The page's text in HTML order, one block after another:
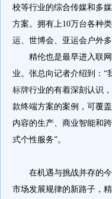
校等行业的综合传媒和多
方案。拥有上10万台各种
运、世博会、亚运会户外
精伦也是最早进入联
业。张总向记者介绍到：“
标牌行业的有着深刻认识
款终端方案的案例，可覆
内容的生产、商业智能和
式个性服务”。
在机遇与挑战并存的
市场发展规律的新路子，